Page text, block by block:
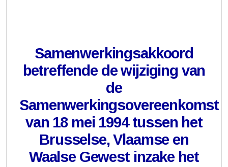
Samenwerkingsakkoord
betreffende de wijziging van
de
Samenwerkingsovereenkomst
van 18 mei 1994 tussen het
Brusselse, Vlaamse en
Waalse Gewest inzake het